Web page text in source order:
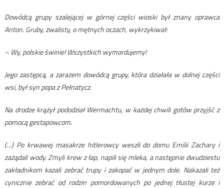
Dowódcą grupy szalejącej w górnej części wioski był znany oprawca
Anton. Gruby, zwalisty, o mętnych oczach, wykrzykiwał:
– Wy, polskie świnie! Wszystkich wymordujemy!
Jego zastępcą, a zarazem dowódcą grupy, która działała w dolnej części
wsi, był syn popa z Pełnatycz.
Na drodze krążył pododział Wermachtu, w każdej chwili gotów przyjść z
pomocą gestapowcom.
(…) Po krwawej masakrze hitlerowcy weszli do domu Emilii Zachary i
zażądali wody. Zmyli krew z łap, napili się mleka, a następnie dwudziestu
zakładnikom kazali zebrać trupy i zakopać w jednym dole. Nakazali też
cynicznie zebrać od rodzin pomordowanych po jednej tłustej kurze i